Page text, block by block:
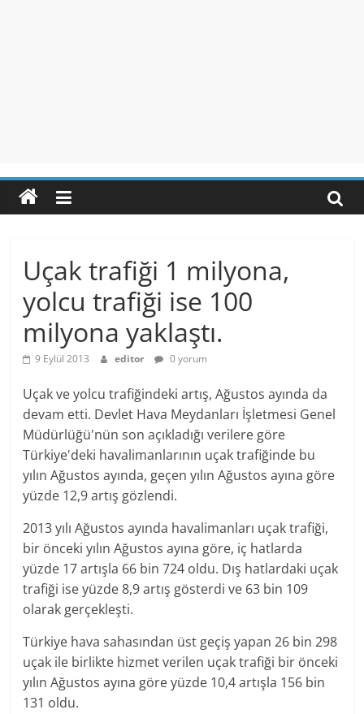
Uçak trafiği 1 milyona,
yolcu trafiği ise 100
milyona yaklaştı.
9 Eylül 2013 editor 0 yorum
Uçak ve yolcu trafiğindeki artış, Ağustos ayında da
devam etti. Devlet Hava Meydanları İşletmesi Genel
Müdürlüğü'nün son açıkladığı verilere göre
Türkiye'deki havalimanlarının uçak trafiğinde bu
yılın Ağustos ayında, geçen yılın Ağustos ayına göre
yüzde 12,9 artış gözlendi.
2013 yılı Ağustos ayında havalimanları uçak trafiği,
bir önceki yılın Ağustos ayına göre, iç hatlarda
yüzde 17 artışla 66 bin 724 oldu. Dış hatlardaki uçak
trafiği ise yüzde 8,9 artış gösterdi ve 63 bin 109
olarak gerçekleşti.
Türkiye hava sahasından üst geçiş yapan 26 bin 298
uçak ile birlikte hizmet verilen uçak trafiği bir önceki
yılın Ağustos ayına göre yüzde 10,4 artışla 156 bin
131 oldu.